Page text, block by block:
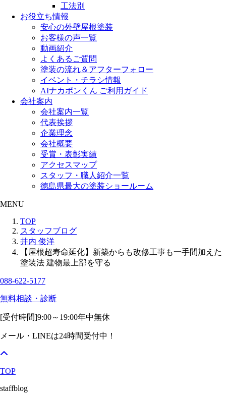
工法別
お役立ち情報
安心の外壁屋根塗装
お客様の声一覧
動画紹介
よくあるご質問
塗装の流れ＆アフターフォロー
イベント・チラシ情報
AIナカポンくん ご利用ガイド
会社案内
会社案内一覧
代表挨拶
企業理念
会社概要
受賞・表彰実績
アクセスマップ
スタッフ・職人紹介一覧
徳島県最大の塗装ショールーム
MENU
TOP
スタッフブログ
井内 俊洋
【屋根超寿命延化】新築からも改修工事も一手間加えた
塗装法 建物最上部を守る
088-622-5177
無料相談・診断
[受付時間]9:00～19:00年中無休
メール・LINEは24時間受付中！
TOP
staffblog